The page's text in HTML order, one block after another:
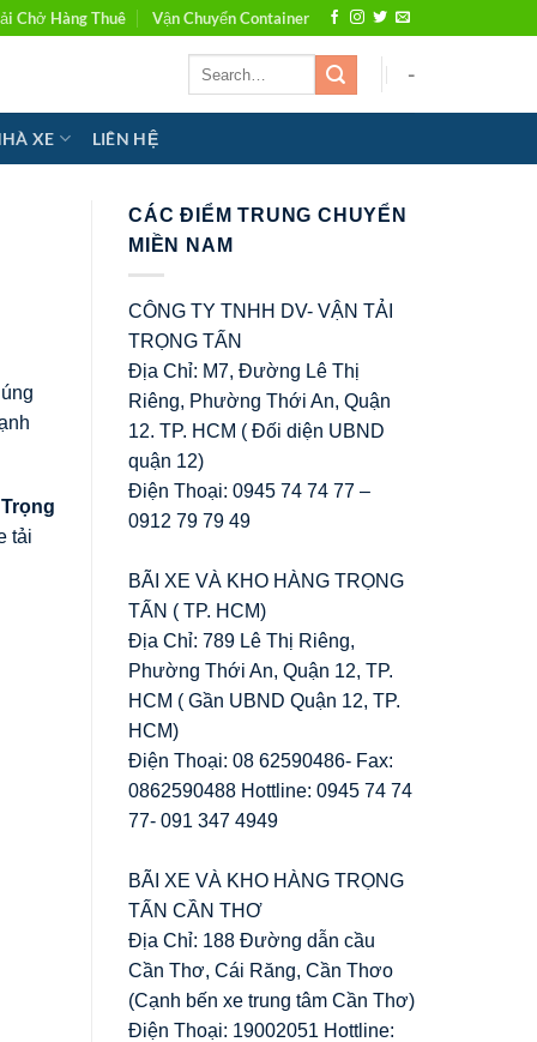
Chở Hàng Thuê Vận Chuyển Container
-
XE LIÊN HỆ
Trọng
tải
CÁC ĐIỂM TRUNG CHUYỂN
MIỀN NAM
CÔNG TY TNHH DV- VẬN TẢI
TRỌNG TẤN
Địa Chỉ: M7, Đường Lê Thị
Riêng, Phường Thới An, Quận
12. TP. HCM ( Đối diện UBND
quận 12)
Điện Thoại: 0945 74 74 77 –
0912 79 79 49
BÃI XE VÀ KHO HÀNG TRỌNG
TẤN ( TP. HCM)
Địa Chỉ: 789 Lê Thị Riêng,
Phường Thới An, Quận 12, TP.
HCM ( Gần UBND Quận 12, TP.
HCM)
Điện Thoại: 08 62590486- Fax:
0862590488 Hottline: 0945 74 74
77- 091 347 4949
BÃI XE VÀ KHO HÀNG TRỌNG
TẤN CẦN THƠ
Địa Chỉ: 188 Đường dẫn cầu
Cần Thơ, Cái Răng, Cần Thơo
(Cạnh bến xe trung tâm Cần Thơ)
Điện Thoại: 19002051 Hottline: